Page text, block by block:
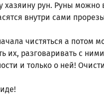
рун. Руны можно
внутри сами
чистяться а потом
их, разговаривать с
и только о ней!